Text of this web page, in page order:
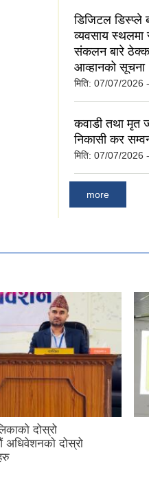
डिजिटल डिस्प्ले
व्यवसाय स्थलमा
संकलन बारे ठेक्का
आव्हानको सूचना
मिति: 07/07/2026
कवाडी तथा मृत
निकासी कर
मिति: 07/07/2026
more
दोस्रो
दोस्रो